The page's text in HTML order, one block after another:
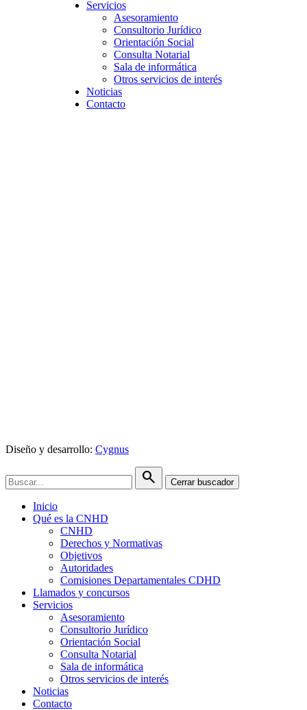
Servicios
Asesoramiento
Consultorio Jurídico
Orientación Social
Consulta Notarial
Sala de informática
Otros servicios de interés
Noticias
Contacto
Diseño y desarrollo: Cygnus
search Cerrar buscador
Inicio
Qué es la CNHD
CNHD
Derechos y Normativas
Objetivos
Autoridades
Comisiones Departamentales CDHD
Llamados y concursos
Servicios
Asesoramiento
Consultorio Jurídico
Orientación Social
Consulta Notarial
Sala de informática
Otros servicios de interés
Noticias
Contacto